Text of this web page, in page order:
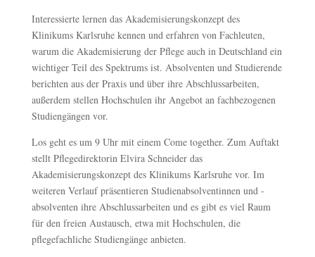
Interessierte lernen das Akademisierungskonzept des
Klinikums Karlsruhe kennen und erfahren von Fachleuten,
warum die Akademisierung der Pflege auch in Deutschland ein
wichtiger Teil des Spektrums ist. Absolventen und Studierende
berichten aus der Praxis und über ihre Abschlussarbeiten,
außerdem stellen Hochschulen ihr Angebot an fachbezogenen
Studiengängen vor.
Los geht es um 9 Uhr mit einem Come together. Zum Auftakt
stellt Pflegedirektorin Elvira Schneider das
Akademisierungskonzept des Klinikums Karlsruhe vor. Im
weiteren Verlauf präsentieren Studienabsolventinnen und -
absolventen ihre Abschlussarbeiten und es gibt es viel Raum
für den freien Austausch, etwa mit Hochschulen, die
pflegefachliche Studiengänge anbieten.